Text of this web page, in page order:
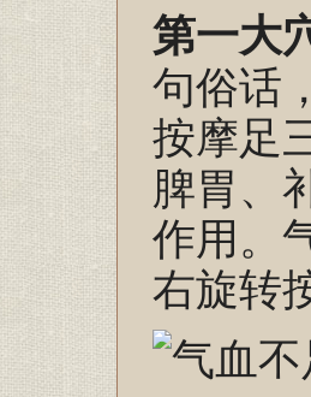
第一大
句俗话
按摩足
脾胃、
作用。
右旋转